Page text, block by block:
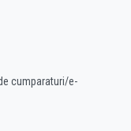
cumparaturi/e-